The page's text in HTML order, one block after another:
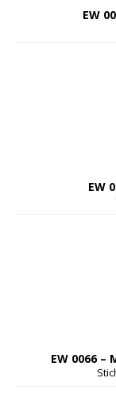
EW
EW
EW 0066